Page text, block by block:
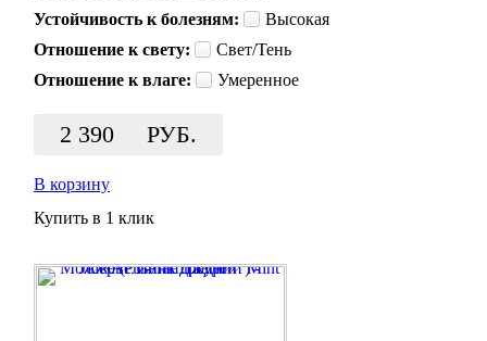
Устойчивость к болезням:
Высокая
Отношение к свету:
Свет/Тень
Отношение к влаге:
Умеренное
2 390 РУБ.
В корзину
Купить в 1 клик